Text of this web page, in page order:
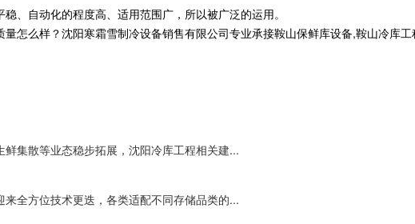
、自动化的程度高、适用范围广，所以被广泛的运用。
怎么样？沈阳寒霜雪制冷设备销售有限公司专业承接鞍山保鲜库设备,鞍山冷库
集散等业态稳步拓展，沈阳冷库工程相关建...
全方位技术更迭，各类适配不同存储品类的...